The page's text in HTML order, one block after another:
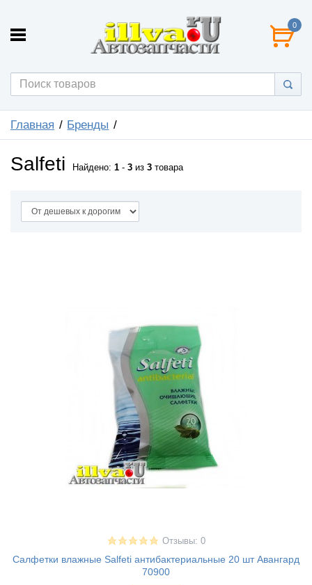
0
Главная Бренды
Salfeti Найдено: 1 - 3 из 3 товара
Отзывы: 0
Салфетки влажные Salfeti антибактериальные 20 шт Авангард
70900